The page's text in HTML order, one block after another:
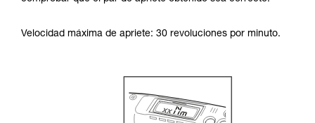
Velocidad máxima de apriete: 30 revoluciones por minuto.